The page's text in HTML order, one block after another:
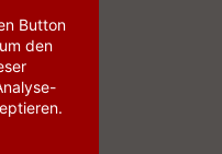
Button
den